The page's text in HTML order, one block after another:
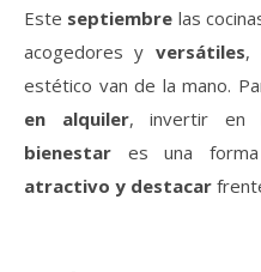
Este septiembre las
acogedores y versátiles,
estético van de la mano.
en alquiler, invertir en
bienestar es una
atractivo y destacar